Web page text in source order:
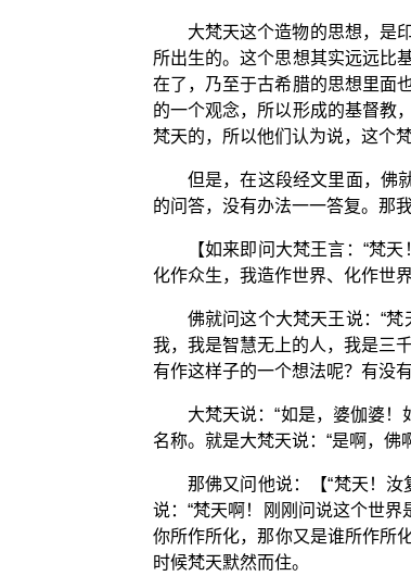
大梵天这个造物的思想，是
所出生的。这个思想其实远远比
在了，乃至于古希腊的思想里面
的一个观念，所以形成的基督教
梵天的，所以他们认为说，这个
但是，在这段经文里面，佛
的问答，没有办法一一答复。那
【如来即问大梵王言：“梵
化作众生，我造作世界、化作世
佛就问这个大梵天王说：“
我，我是智慧无上的人，我是三
有作这样子的一个想法呢？有没
大梵天说：“如是，婆伽婆
名称。就是大梵天说：“是啊，佛
那佛又问他说：【“梵天！
说：“梵天啊！刚刚问说这个世
你所作所化，那你又是谁所作所
时候梵天默然而住。